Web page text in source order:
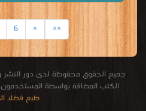
««
«
6
جميع الحقوق محفوظة لدى دور النشر
الكتب المضافة بواسطة المستخدمون.
طبع فضلا